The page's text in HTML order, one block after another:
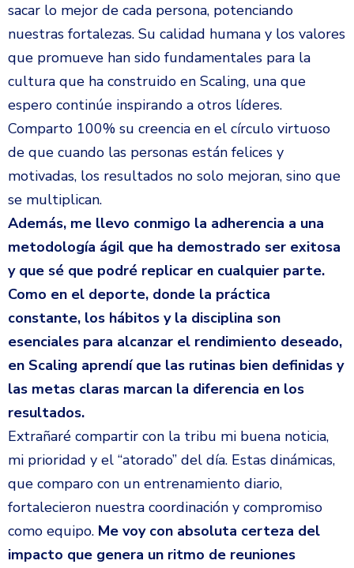
sacar lo mejor de cada persona, potenciando
nuestras fortalezas. Su calidad humana y los valores
que promueve han sido fundamentales para la
cultura que ha construido en Scaling, una que
espero continúe inspirando a otros líderes.
Comparto 100% su creencia en el círculo virtuoso
de que cuando las personas están felices y
motivadas, los resultados no solo mejoran, sino que
se multiplican.
Además, me llevo conmigo la adherencia a una
metodología ágil que ha demostrado ser exitosa
y que sé que podré replicar en cualquier parte.
Como en el deporte, donde la práctica
constante, los hábitos y la disciplina son
esenciales para alcanzar el rendimiento deseado,
en Scaling aprendí que las rutinas bien definidas y
las metas claras marcan la diferencia en los
resultados.
Extrañaré compartir con la tribu mi buena noticia,
mi prioridad y el “atorado” del día. Estas dinámicas,
que comparo con un entrenamiento diario,
fortalecieron nuestra coordinación y compromiso
como equipo. Me voy con absoluta certeza del
impacto que genera un ritmo de reuniones